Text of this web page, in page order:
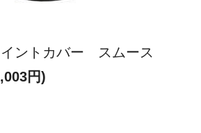
ントカバー スムース
円)